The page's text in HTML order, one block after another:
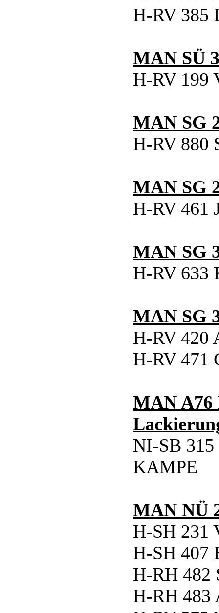
H-RV 385
MAN SÜ
H-RV 199
MAN SG
H-RV 880
MAN SG
H-RV 461
MAN SG
H-RV 633
MAN SG
H-RV 420
H-RV 471
MAN A76
NI-SB 315
KAMPE
MAN NÜ
H-SH 231
H-SH 407
H-RH 482
H-RH 483